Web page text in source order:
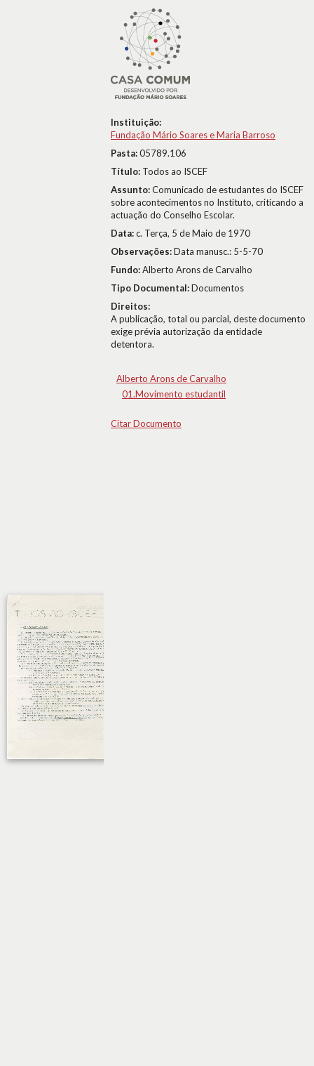
Instituição:
Fundação Mário Soares e Maria Barroso
Pasta:05789.106
Título: Todos ao ISCEF
Assunto:Comunicado de estudantes do ISCEF
sobre acontecimentos no Instituto, criticando a
actuação do Conselho Escolar.
Data:c. Terça, 5 de Maio de 1970
Observações:Data manusc.: 5-5-70
Fundo:Alberto Arons de Carvalho
Tipo Documental:Documentos
Direitos:
A publicação, total ou parcial, deste documento
exige prévia autorização da entidade
detentora.
Alberto Arons de Carvalho
01.Movimento estudantil
Citar Documento